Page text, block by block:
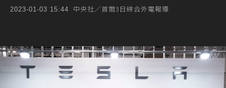
2023-01-03 15:44 中央社／首爾3日綜合外電報導